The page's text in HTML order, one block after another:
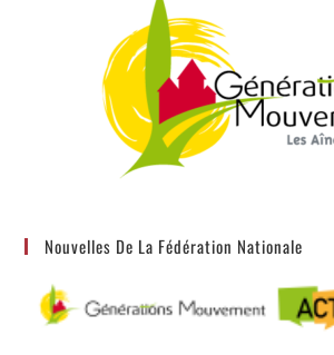
Nouvelles De La Fédération Nationale